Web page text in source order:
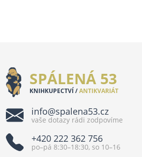
SPÁLENÁ 53
KNIHKUPECTVÍ /ANTIKVARIÁT
info@spalena53.cz
vaše dotazy rádi zodpovíme
+420 222 362 756
po–pá 8:30–18:30, so 10–16